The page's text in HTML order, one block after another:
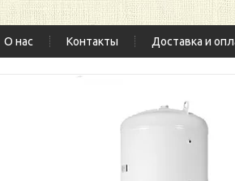
О нас Контакты Доставка и